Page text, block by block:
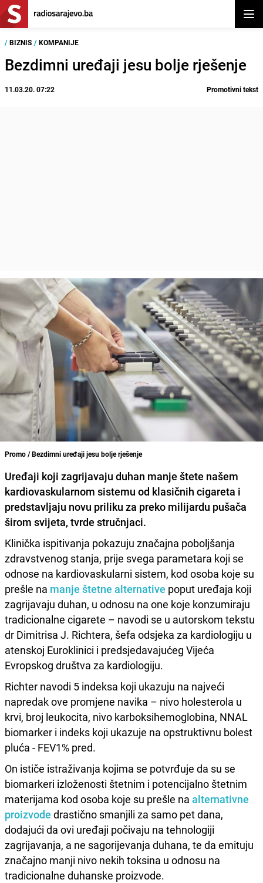
/ BIZNIS / KOMPANIJE
Bezdimni uređaji jesu bolje rješenje
11.03.20. 07:22 Promotivni tekst
Promo / Bezdimni uređaji jesu bolje rješenje
Uređaji koji zagrijavaju duhan manje štete našem
kardiovaskularnom sistemu od klasičnih cigareta i
predstavljaju novu priliku za preko milijardu pušača
širom svijeta, tvrde stručnjaci.
Klinička ispitivanja pokazuju značajna poboljšanja
zdravstvenog stanja, prije svega parametara koji se
odnose na kardiovaskularni sistem, kod osoba koje su
prešle na manje štetne alternative poput uređaja koji
zagrijavaju duhan, u odnosu na one koje konzumiraju
tradicionalne cigarete – navodi se u autorskom tekstu
dr Dimitrisa J. Richtera, šefa odsjeka za kardiologiju u
atenskoj Euroklinici i predsjedavajućeg Vijeća
Evropskog društva za kardiologiju.
Richter navodi 5 indeksa koji ukazuju na najveći
napredak ove promjene navika – nivo holesterola u
krvi, broj leukocita, nivo karboksihemoglobina, NNAL
biomarker i indeks koji ukazuje na opstruktivnu bolest
pluća - FEV1% pred.
On ističe istraživanja kojima se potvrđuje da su se
biomarkeri izloženosti štetnim i potencijalno štetnim
materijama kod osoba koje su prešle na alternativne
proizvode drastično smanjili za samo pet dana,
dodajući da ovi uređaji počivaju na tehnologiji
zagrijavanja, a ne sagorijevanja duhana, te da emituju
značajno manji nivo nekih toksina u odnosu na
tradicionalne duhanske proizvode.